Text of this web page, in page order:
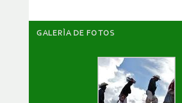
GALERÌA DE FOTOS